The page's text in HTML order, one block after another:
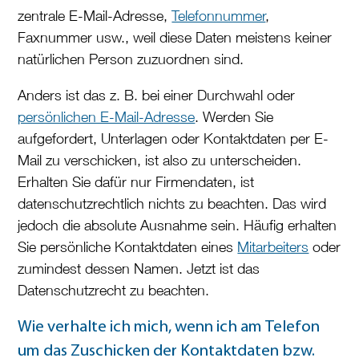
zentrale E-Mail-Adresse,Telefonnummer,
Faxnummer usw., weil diese Daten meistens keiner
natürlichen Person zuzuordnen sind.
Anders ist das z. B. bei einer Durchwahl oder
persönlichen E-Mail-Adresse. Werden Sie
aufgefordert, Unterlagen oder Kontaktdaten per E-
Mail zu verschicken, ist also zu unterscheiden.
Erhalten Sie dafür nur Firmendaten, ist
datenschutzrechtlich nichts zu beachten. Das wird
jedoch die absolute Ausnahme sein. Häufig erhalten
Sie persönliche Kontaktdaten eines Mitarbeiters oder
zumindest dessen Namen. Jetzt ist das
Datenschutzrecht zu beachten.
Wie verhalte ich mich, wenn ich am Telefon
um das Zuschicken der Kontaktdaten bzw.